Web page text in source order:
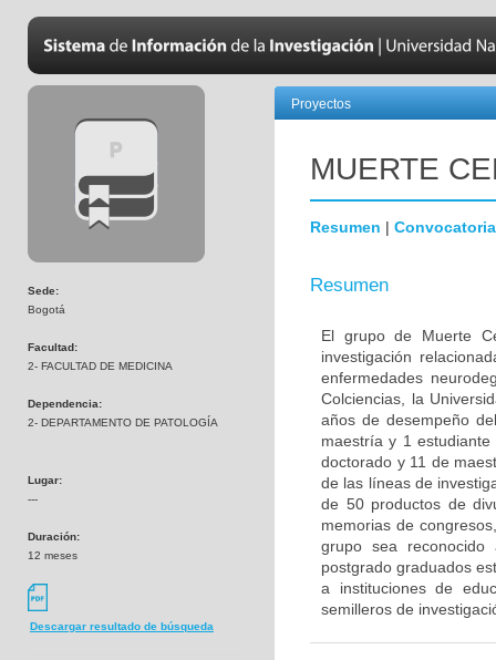
Sede:
Bogotá
Facultad:
2- FACULTAD DE MEDICINA
Dependencia:
2- DEPARTAMENTO DE PATOLOGÍA
Lugar:
---
Duración:
12 meses
Descargar resultado de búsqueda
Proyectos
MUERTE
Resumen | Convocatoria
Resumen
El grupo de Muerte
investigación
enfermedades
Colciencias, la
años de desempeño
maestría y 1
doctorado y 11 de
de las líneas de
de 50 productos de
memorias de
grupo sea
postgrado graduados
a instituciones de
semilleros de